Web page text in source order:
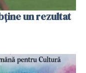
un rezultat